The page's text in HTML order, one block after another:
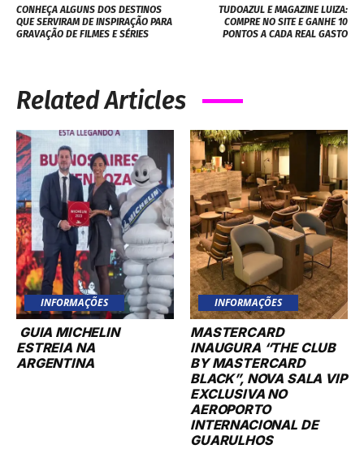
CONHEÇA ALGUNS DOS DESTINOS
QUE SERVIRAM DE INSPIRAÇÃO PARA
GRAVAÇÃO DE FILMES E SÉRIES
TUDOAZUL E MAGAZINE LUIZA:
COMPRE NO SITE E GANHE 10
PONTOS A CADA REAL GASTO
Related Articles
INFORMAÇÕES
GUIA MICHELIN
ESTREIA NA
ARGENTINA
INFORMAÇÕES
MASTERCARD
INAUGURA “THE CLUB
BY MASTERCARD
BLACK”, NOVA SALA VIP
EXCLUSIVA NO
AEROPORTO
INTERNACIONAL DE
GUARULHOS